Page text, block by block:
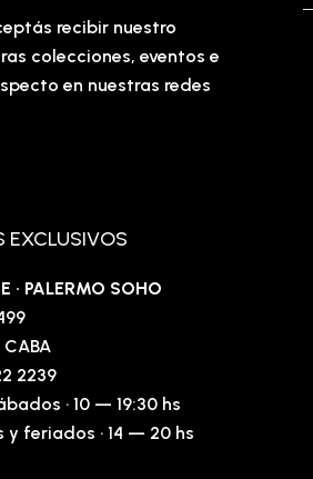
recibir nuestro
colecciones, eventos e
en nuestras redes
EXCLUSIVOS
· PALERMO SOHO
CABA
2239
· 10 — 19:30 hs
y feriados · 14 — 20 hs